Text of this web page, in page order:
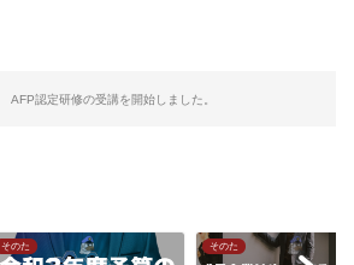
AFP認定研修の受講を開始しました。
そのた そのた